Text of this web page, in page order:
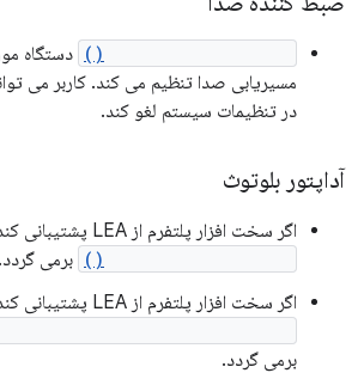
دستگاه
مسیریابی صدا تنظیم می کند. کاربر می
در تنظیمات سیستم لغو کند.
آداپتور بلوتوث
اگر سخت افزار پلتفرم از LEA پشتیبانی کند
برمی گردد.
اگر سخت افزار پلتفرم از LEA پشتیبانی کند
برمی گردد.